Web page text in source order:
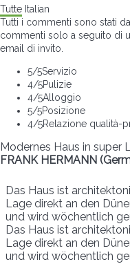
Tutte Italian
Tutti i commenti sono stati
commenti solo a seguito di
email di invito.
5/5Servizio
4/5Pulizie
4/5Alloggio
5/5Posizione
4/5Relazione qualità-
Modernes Haus in super
FRANK HERMANN
Das Haus ist
Lage direkt an den
und wird wöchentlich
Das Haus ist
Lage direkt an den
und wird wöchentlich